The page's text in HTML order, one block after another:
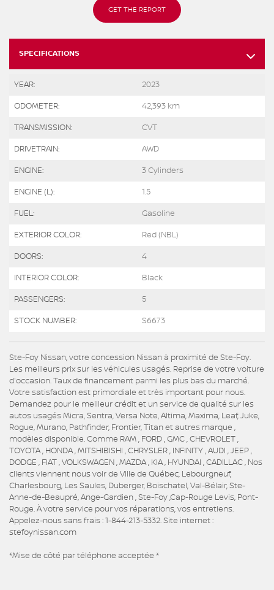
GET THE REPORT
SPECIFICATIONS
YEAR: 2023
ODOMETER: 42,393 km
TRANSMISSION: CVT
DRIVETRAIN: AWD
ENGINE: 3 Cylinders
ENGINE (L): 1.5
FUEL: Gasoline
EXTERIOR COLOR: Red (NBL)
DOORS: 4
INTERIOR COLOR: Black
PASSENGERS: 5
STOCK NUMBER: S6673
Ste-Foy Nissan, votre concession Nissan à proximité de Ste-Foy.
Les meilleurs prix sur les véhicules usagés. Reprise de votre voiture
d'occasion. Taux de financement parmi les plus bas du marché.
Votre satisfaction est primordiale et très important pour nous.
Demandez pour le meilleur crédit et un service de qualité sur les
autos usagés Micra, Sentra, Versa Note, Altima, Maxima, Leaf, Juke,
Rogue, Murano, Pathfinder, Frontier, Titan et autres marque ,
modèles disponible. Comme RAM , FORD , GMC , CHEVROLET ,
TOYOTA , HONDA , MITSHIBISHI , CHRYSLER , INFINITY , AUDI , JEEP ,
DODGE , FIAT , VOLKSWAGEN , MAZDA , KIA , HYUNDAI , CADILLAC , Nos
clients viennent nous voir de Ville de Québec, Lebourgneuf,
Charlesbourg, Les Saules, Duberger, Boischatel, Val-Bélair, Ste-
Anne-de-Beaupré, Ange-Gardien , Ste-Foy ,Cap-Rouge Levis, Pont-
Rouge. À votre service pour vos réparations, vos entretiens.
Appelez-nous sans frais : 1-844-213-5332. Site internet :
stefoynissan.com
*Mise de côté par téléphone acceptée *